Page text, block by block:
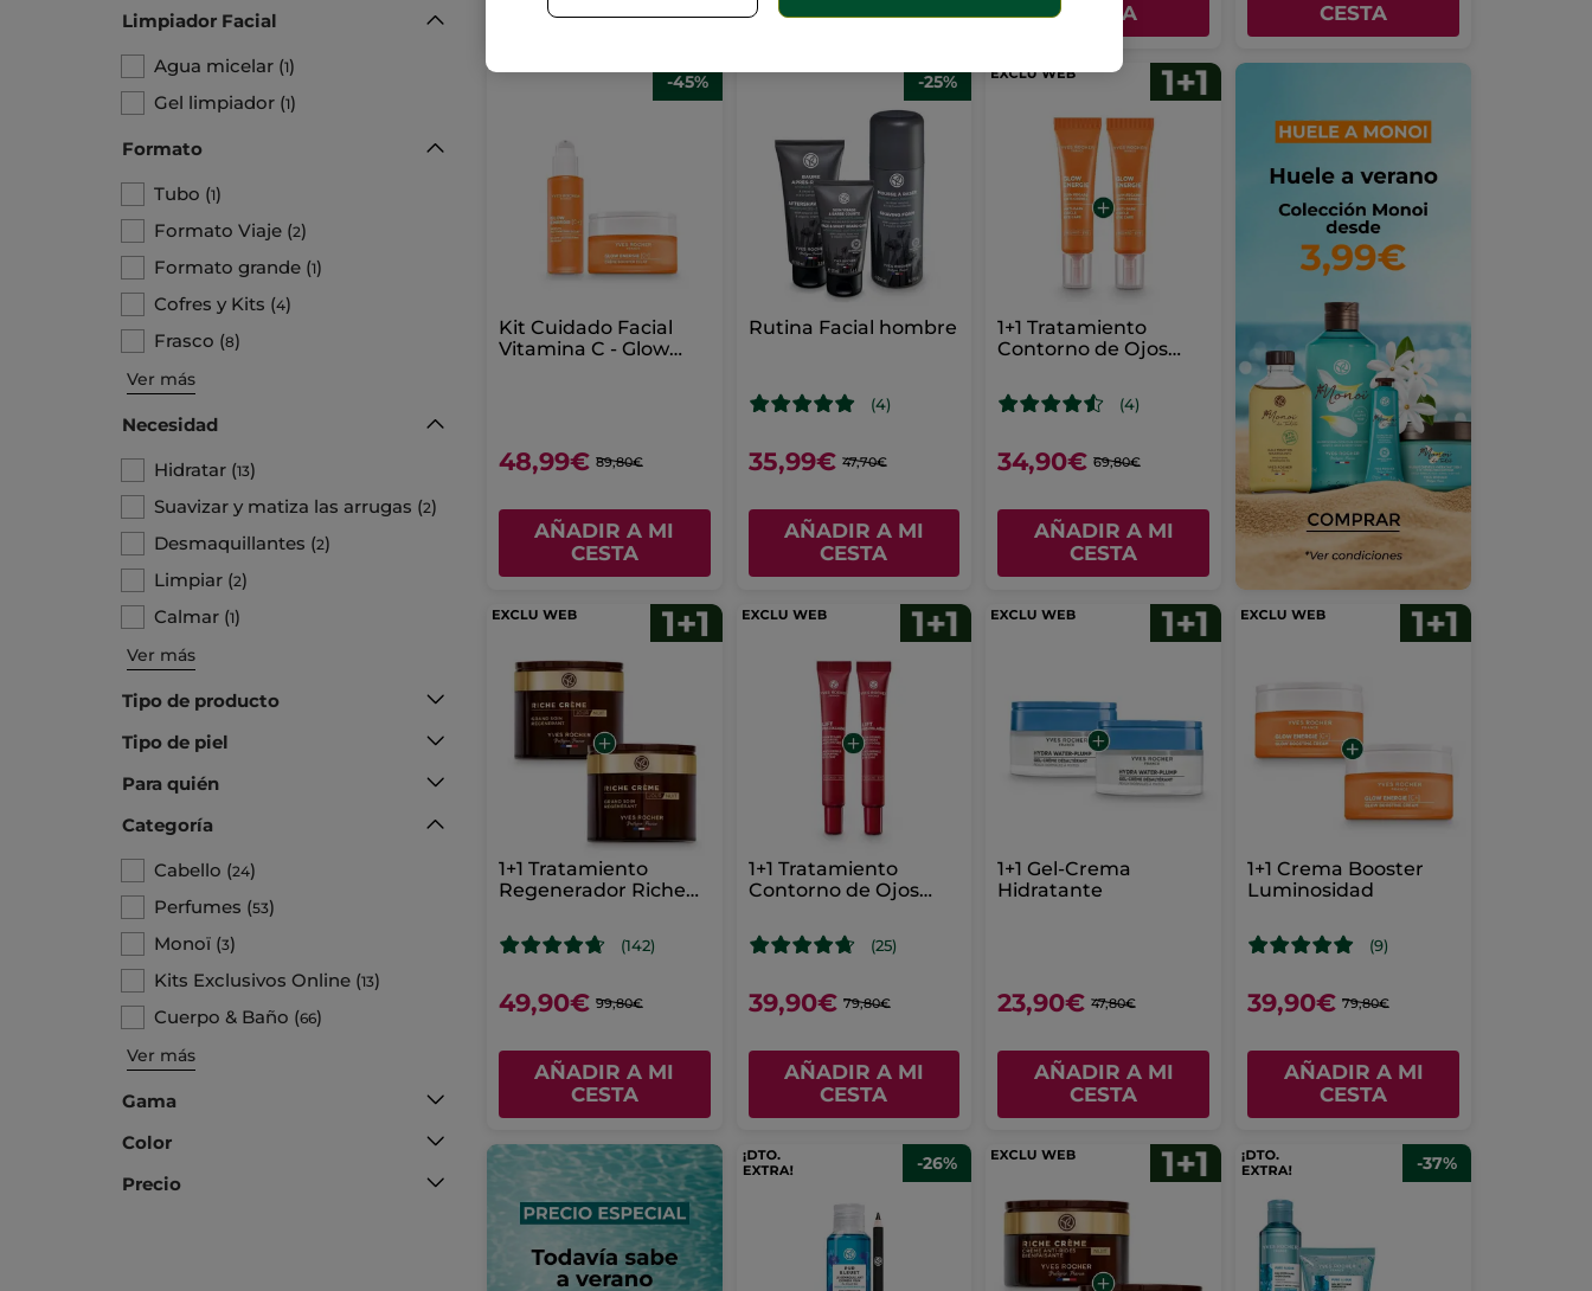
Limpiador Facial
Agua micelar (1)
Gel limpiador (1)
Formato
Tubo (1)
Formato Viaje (2)
Formato grande (1)
Cofres y Kits (4)
Frasco (8)
Ver más
Necesidad
Hidratar (13)
Suavizar y matiza las arrugas (2)
Desmaquillantes (2)
Limpiar (2)
Calmar (1)
Ver más
Tipo de producto
Tipo de piel
Para quién
Categoría
Cabello (24)
Perfumes (53)
Monoï (3)
Kits Exclusivos Online (13)
Cuerpo & Baño (66)
Ver más
Gama
Color
Precio
CESTA
(5)
CESTA
CESTA
-45%
Kit Cuidado Facial
Vitamina C - Glow
48,99€ 89,80€
AÑADIR A MI
CESTA
-25%
Rutina Facial hombre
(4)
35,99€ 47,70€
AÑADIR A MI
CESTA
1+1 Tratamiento
Contorno de Ojos
Energie
(4)
34,90€ 69,80€
AÑADIR A MI
CESTA
1+1 Tratamiento
Regenerador Riche
(142)
49,90€ 99,80€
AÑADIR A MI
CESTA
1+1 Tratamiento
Contorno de Ojos
Antibolsas
(25)
39,90€ 79,80€
AÑADIR A MI
CESTA
1+1 Gel-Crema
Hidratante
23,90€ 47,80€
AÑADIR A MI
CESTA
1+1 Crema Booster
Luminosidad
(9)
39,90€ 79,80€
AÑADIR A MI
CESTA
-26% -37%